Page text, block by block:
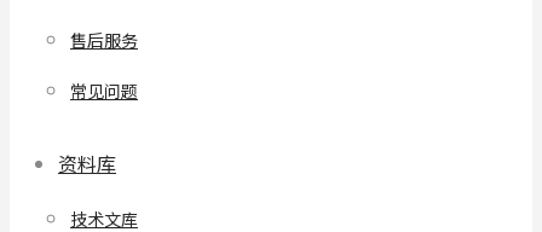
售后服务
常见问题
资料库
技术文库